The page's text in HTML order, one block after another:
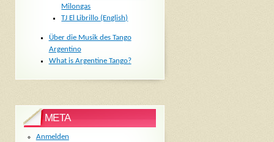
Milongas
TJ El Librillo (English)
Über die Musik des Tango
Argentino
What is Argentine Tango?
META
Anmelden